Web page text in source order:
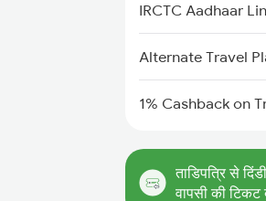
IRCTC Aadhaar
Alternate Travel
1% Cashback on
ताडिपत्रि से
वापसी की